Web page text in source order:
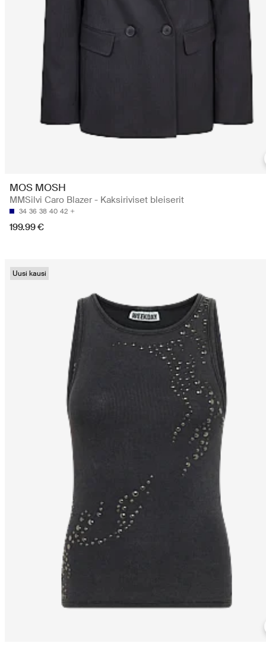
MOS MOSH
MMSilvi Caro Blazer - Kaksiriviset bleiserit
34 36 38 40 42
199.99 €
Uusi kausi